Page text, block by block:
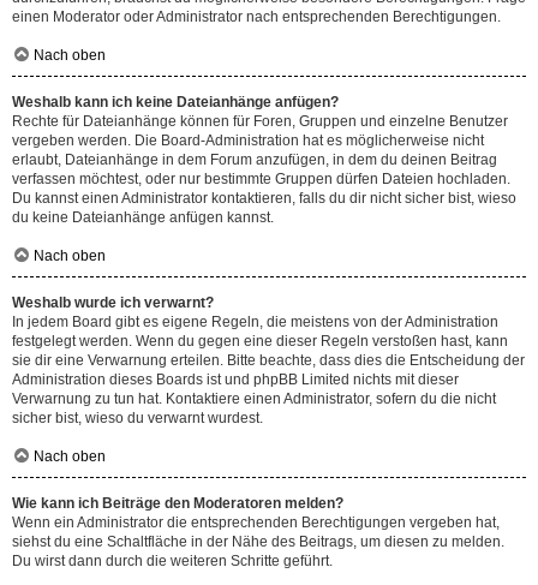
einen Moderator oder Administrator nach entsprechenden Berechtigungen.
Nach oben
Weshalb kann ich keine Dateianhänge anfügen?
Rechte für Dateianhänge können für Foren, Gruppen und einzelne Benutzer
vergeben werden. Die Board-Administration hat es möglicherweise nicht
erlaubt, Dateianhänge in dem Forum anzufügen, in dem du deinen Beitrag
verfassen möchtest, oder nur bestimmte Gruppen dürfen Dateien hochladen.
Du kannst einen Administrator kontaktieren, falls du dir nicht sicher bist, wieso
du keine Dateianhänge anfügen kannst.
Nach oben
Weshalb wurde ich verwarnt?
In jedem Board gibt es eigene Regeln, die meistens von der Administration
festgelegt werden. Wenn du gegen eine dieser Regeln verstoßen hast, kann
sie dir eine Verwarnung erteilen. Bitte beachte, dass dies die Entscheidung der
Administration dieses Boards ist und phpBB Limited nichts mit dieser
Verwarnung zu tun hat. Kontaktiere einen Administrator, sofern du die nicht
sicher bist, wieso du verwarnt wurdest.
Nach oben
Wie kann ich Beiträge den Moderatoren melden?
Wenn ein Administrator die entsprechenden Berechtigungen vergeben hat,
siehst du eine Schaltfläche in der Nähe des Beitrags, um diesen zu melden.
Du wirst dann durch die weiteren Schritte geführt.